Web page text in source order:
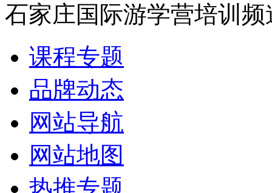
石家庄国际游学营培训频
课程专题
品牌动态
网站导航
网站地图
热推专题